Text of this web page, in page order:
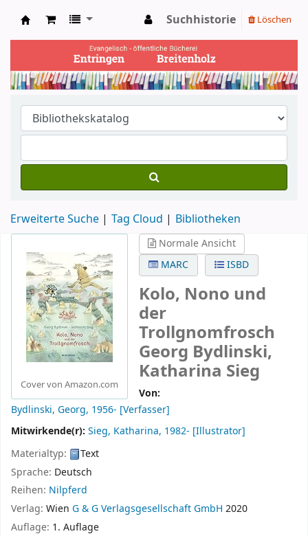
Ev. Bücherei Entringen
Suchhistorie Löschen
Erweiterte Suche Tag Cloud Bibliotheken
Cover von Amazon.com
Normale Ansicht
MARC
ISBD
Kolo, Nono und
der
Trollgnomfrosch
Georg Bydlinski,
Katharina Sieg
Von:
Bydlinski, Georg, 1956- [Verfasser]
Mitwirkende(r): Sieg, Katharina, 1982- [Illustrator]
Materialtyp:
Text
Sprache: Deutsch
Reihen: Nilpferd
Verlag: Wien G & G Verlagsgesellschaft GmbH 2020
Auflage: 1. Auflage